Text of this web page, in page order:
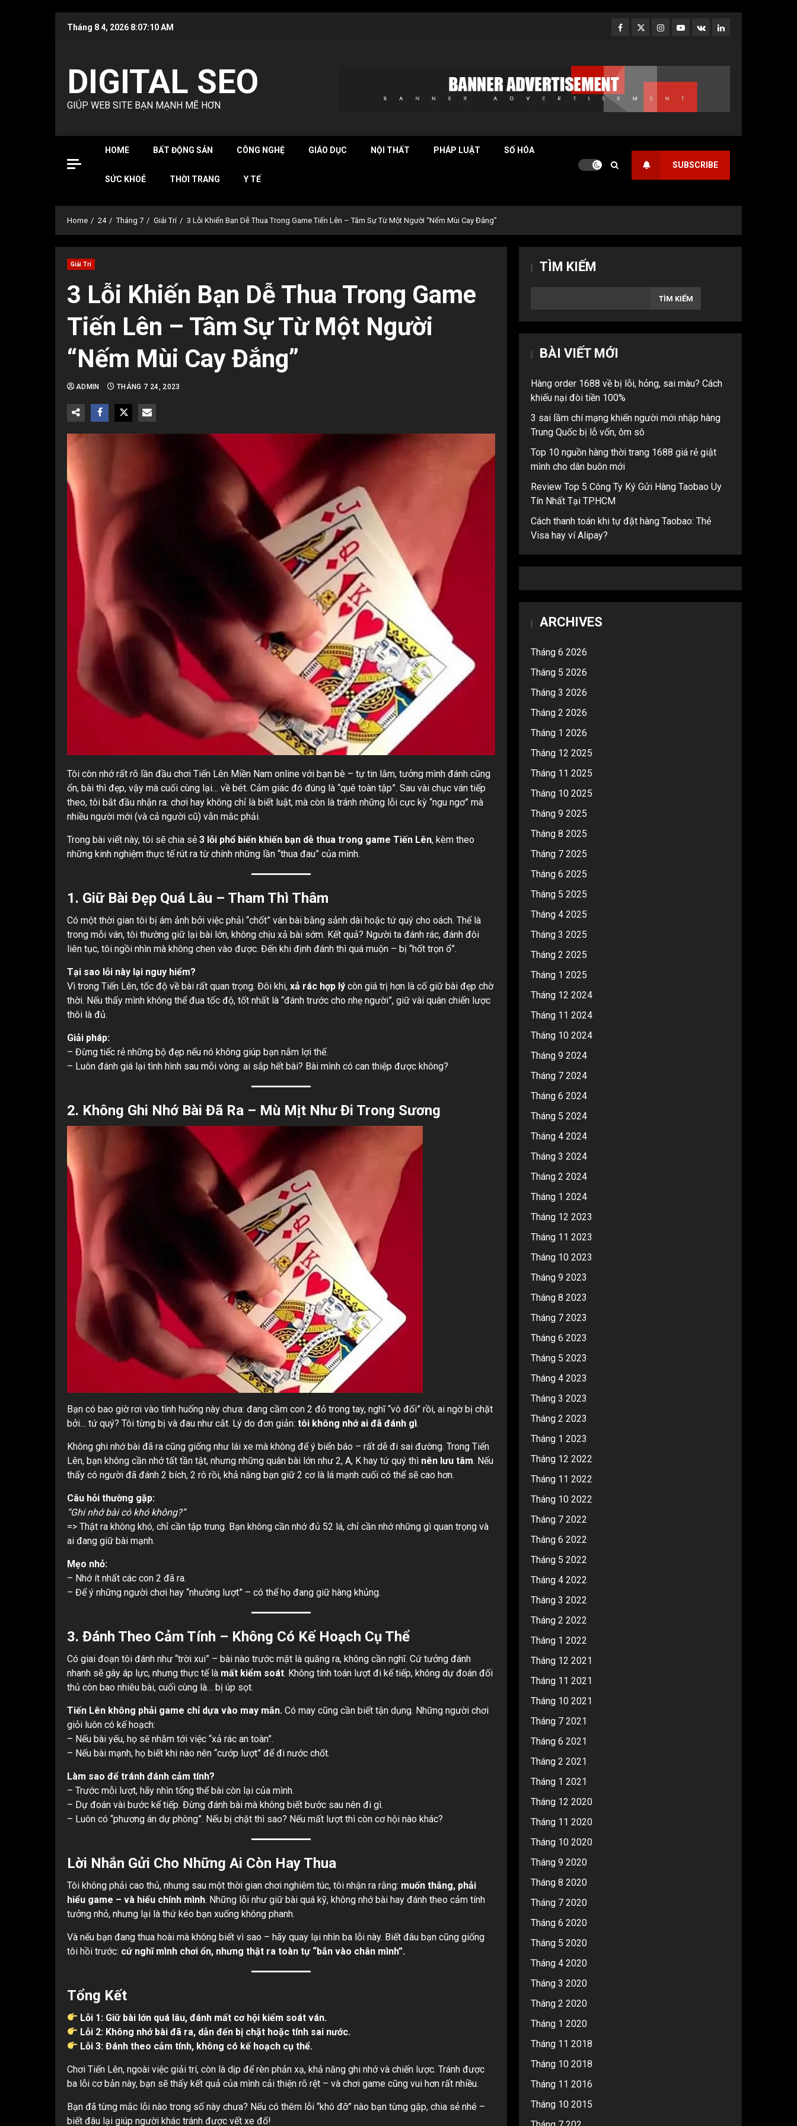
Tháng 8 4, 2026 8:07:11 AM Facebook
TwitterInstagram
Youtube
VK LinkedIn
DIGITAL SEO
GIÚP WEB SITE BẠN MẠNH MẼ HƠN
HOME BẤT ĐỘNG SẢN CÔNG NGHỆ GIÁO DỤC NỘI THẤT PHÁP LUẬT SỐ HÓA
SỨC KHOẺ THỜI TRANG Y TẾ
SUBSCRIBE
Home 24 Tháng 7 Giải Trí 3 Lỗi Khiến Bạn Dễ Thua Trong Game Tiến Lên – Tâm Sự Từ Một Người “Nếm Mùi Cay Đắng”
Giải Trí
3 Lỗi Khiến Bạn Dễ Thua Trong Game
Tiến Lên – Tâm Sự Từ Một Người
“Nếm Mùi Cay Đắng”
ADMIN THÁNG 7 24, 2023
Tôi còn nhớ rất rõ lần đầu chơi Tiến Lên Miền Nam online với bạn bè – tự tin lắm, tưởng mình đánh cũng
ổn, bài thì đẹp, vậy mà cuối cùng lại… về bét. Cảm giác đó đúng là “quê toàn tập”. Sau vài chục ván tiếp
theo, tôi bắt đầu nhận ra: chơi hay không chỉ là biết luật, mà còn là tránh những lỗi cực kỳ “ngu ngơ” mà
nhiều người mới (và cả người cũ) vẫn mắc phải.
Trong bài viết này, tôi sẽ chia sẻ 3 lỗi phổ biến khiến bạn dễ thua trong game Tiến Lên, kèm theo
những kinh nghiệm thực tế rút ra từ chính những lần “thua đau” của mình.
1. Giữ Bài Đẹp Quá Lâu – Tham Thì Thâm
Có một thời gian tôi bị ám ảnh bởi việc phải “chốt” ván bài bằng sảnh dài hoặc tứ quý cho oách. Thế là
trong mỗi ván, tôi thường giữ lại bài lớn, không chịu xả bài sớm. Kết quả? Người ta đánh rác, đánh đôi
liên tục, tôi ngồi nhìn mà không chen vào được. Đến khi định đánh thì quá muộn – bị “hốt trọn ổ”.
Tại sao lỗi này lại nguy hiểm?
Vì trong Tiến Lên, tốc độ về bài rất quan trọng. Đôi khi, xả rác hợp lý còn giá trị hơn là cố giữ bài đẹp chờ
thời. Nếu thấy mình không thể đua tốc độ, tốt nhất là “đánh trước cho nhẹ người”, giữ vài quân chiến lược
thôi là đủ.
Giải pháp:
– Đừng tiếc rẻ những bộ đẹp nếu nó không giúp bạn nắm lợi thế.
– Luôn đánh giá lại tình hình sau mỗi vòng: ai sắp hết bài? Bài mình có can thiệp được không?
2. Không Ghi Nhớ Bài Đã Ra – Mù Mịt Như Đi Trong Sương
Bạn có bao giờ rơi vào tình huống này chưa: đang cầm con 2 đỏ trong tay, nghĩ “vô đối” rồi, ai ngờ bị chặt
bởi… tứ quý? Tôi từng bị và đau như cắt. Lý do đơn giản: tôi không nhớ ai đã đánh gì.
Không ghi nhớ bài đã ra cũng giống như lái xe mà không để ý biển báo – rất dễ đi sai đường. Trong Tiến
Lên, bạn không cần nhớ tất tần tật, nhưng những quân bài lớn như 2, A, K hay tứ quý thì nên lưu tâm. Nếu
thấy có người đã đánh 2 bích, 2 rô rồi, khả năng bạn giữ 2 cơ là lá mạnh cuối có thể sẽ cao hơn.
Câu hỏi thường gặp:
“Ghi nhớ bài có khó không?”
=> Thật ra không khó, chỉ cần tập trung. Bạn không cần nhớ đủ 52 lá, chỉ cần nhớ những gì quan trọng và
ai đang giữ bài mạnh.
Mẹo nhỏ:
– Nhớ ít nhất các con 2 đã ra.
– Để ý những người chơi hay “nhường lượt” – có thể họ đang giữ hàng khủng.
3. Đánh Theo Cảm Tính – Không Có Kế Hoạch Cụ Thể
Có giai đoạn tôi đánh như “trời xui” – bài nào trước mặt là quăng ra, không cần nghĩ. Cứ tưởng đánh
nhanh sẽ gây áp lực, nhưng thực tế là mất kiểm soát. Không tính toán lượt đi kế tiếp, không dự đoán đối
thủ còn bao nhiêu bài, cuối cùng là… bị úp sọt.
Tiến Lên không phải game chỉ dựa vào may mắn. Có may cũng cần biết tận dụng. Những người chơi
giỏi luôn có kế hoạch:
– Nếu bài yếu, họ sẽ nhắm tới việc “xả rác an toàn”.
– Nếu bài mạnh, họ biết khi nào nên “cướp lượt” để đi nước chốt.
Làm sao để tránh đánh cảm tính?
– Trước mỗi lượt, hãy nhìn tổng thể bài còn lại của mình.
– Dự đoán vài bước kế tiếp. Đừng đánh bài mà không biết bước sau nên đi gì.
– Luôn có “phương án dự phòng”. Nếu bị chặt thì sao? Nếu mất lượt thì còn cơ hội nào khác?
Lời Nhắn Gửi Cho Những Ai Còn Hay Thua
Tôi không phải cao thủ, nhưng sau một thời gian chơi nghiêm túc, tôi nhận ra rằng: muốn thắng, phải
hiểu game – và hiểu chính mình. Những lỗi như giữ bài quá kỹ, không nhớ bài hay đánh theo cảm tính
tưởng nhỏ, nhưng lại là thứ kéo bạn xuống không phanh.
Và nếu bạn đang thua hoài mà không biết vì sao – hãy quay lại nhìn ba lỗi này. Biết đâu bạn cũng giống
tôi hồi trước: cứ nghĩ mình chơi ổn, nhưng thật ra toàn tự “bắn vào chân mình”.
Tổng Kết
Lỗi 1: Giữ bài lớn quá lâu, đánh mất cơ hội kiểm soát ván.
Lỗi 2: Không nhớ bài đã ra, dẫn đến bị chặt hoặc tính sai nước.
Lỗi 3: Đánh theo cảm tính, không có kế hoạch cụ thể.
Chơi Tiến Lên, ngoài việc giải trí, còn là dịp để rèn phản xạ, khả năng ghi nhớ và chiến lược. Tránh được
ba lỗi cơ bản này, bạn sẽ thấy kết quả của mình cải thiện rõ rệt – và chơi game cũng vui hơn rất nhiều.
Bạn đã từng mắc lỗi nào trong số này chưa? Nếu có thêm lỗi “khó đỡ” nào bạn từng gặp, chia sẻ nhé –
biết đâu lại giúp người khác tránh được vết xe đổ!
TÌM KIẾM
TÌM KIẾM
BÀI VIẾT MỚI
Hàng order 1688 về bị lỗi, hỏng, sai màu? Cách
khiếu nại đòi tiền 100%
3 sai lầm chí mạng khiến người mới nhập hàng
Trung Quốc bị lỗ vốn, ôm sô
Top 10 nguồn hàng thời trang 1688 giá rẻ giật
mình cho dân buôn mới
Review Top 5 Công Ty Ký Gửi Hàng Taobao Uy
Tín Nhất Tại TP.HCM
Cách thanh toán khi tự đặt hàng Taobao: Thẻ
Visa hay ví Alipay?
ARCHIVES
Tháng 6 2026
Tháng 5 2026
Tháng 3 2026
Tháng 2 2026
Tháng 1 2026
Tháng 12 2025
Tháng 11 2025
Tháng 10 2025
Tháng 9 2025
Tháng 8 2025
Tháng 7 2025
Tháng 6 2025
Tháng 5 2025
Tháng 4 2025
Tháng 3 2025
Tháng 2 2025
Tháng 1 2025
Tháng 12 2024
Tháng 11 2024
Tháng 10 2024
Tháng 9 2024
Tháng 7 2024
Tháng 6 2024
Tháng 5 2024
Tháng 4 2024
Tháng 3 2024
Tháng 2 2024
Tháng 1 2024
Tháng 12 2023
Tháng 11 2023
Tháng 10 2023
Tháng 9 2023
Tháng 8 2023
Tháng 7 2023
Tháng 6 2023
Tháng 5 2023
Tháng 4 2023
Tháng 3 2023
Tháng 2 2023
Tháng 1 2023
Tháng 12 2022
Tháng 11 2022
Tháng 10 2022
Tháng 7 2022
Tháng 6 2022
Tháng 5 2022
Tháng 4 2022
Tháng 3 2022
Tháng 2 2022
Tháng 1 2022
Tháng 12 2021
Tháng 11 2021
Tháng 10 2021
Tháng 7 2021
Tháng 6 2021
Tháng 2 2021
Tháng 1 2021
Tháng 12 2020
Tháng 11 2020
Tháng 10 2020
Tháng 9 2020
Tháng 8 2020
Tháng 7 2020
Tháng 6 2020
Tháng 5 2020
Tháng 4 2020
Tháng 3 2020
Tháng 2 2020
Tháng 1 2020
Tháng 11 2018
Tháng 10 2018
Tháng 11 2016
Tháng 10 2015